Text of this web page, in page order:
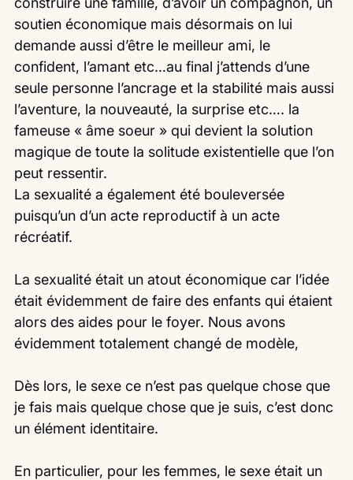
soutien économique mais désormais on lui
demande aussi d’être le meilleur ami, le
confident, l’amant etc…au final j’attends d’une
seule personne l’ancrage et la stabilité mais aussi
l’aventure, la nouveauté, la surprise etc…. la
fameuse « âme soeur » qui devient la solution
magique de toute la solitude existentielle que l’on
peut ressentir.
La sexualité a également été bouleversée
puisqu’un d’un acte reproductif à un acte
récréatif.
La sexualité était un atout économique car l’idée
était évidemment de faire des enfants qui étaient
alors des aides pour le foyer. Nous avons
évidemment totalement changé de modèle,
Dès lors, le sexe ce n’est pas quelque chose que
je fais mais quelque chose que je suis, c’est donc
un élément identitaire.
En particulier, pour les femmes, le sexe était un